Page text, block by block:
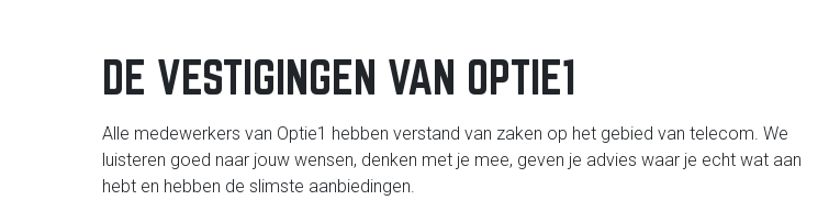
DE VESTIGINGEN VAN OPTIE1
Alle medewerkers van Optie1 hebben verstand van zaken op het gebied van telecom. We
luisteren goed naar jouw wensen, denken met je mee, geven je advies waar je echt wat aan
hebt en hebben de slimste aanbiedingen.